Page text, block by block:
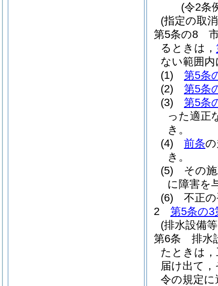
(令2条
(指定の取
第5条の8
るときは，
ない範囲
(1)
第5条
(2)
第5条
(3)
第5条
った適正
き。
(4)
前条
き。
(5)
その
に障害を
(6)
不正
2
第5条の3
(排水設備
第6条
排水
たときは
届け出て
令の規定